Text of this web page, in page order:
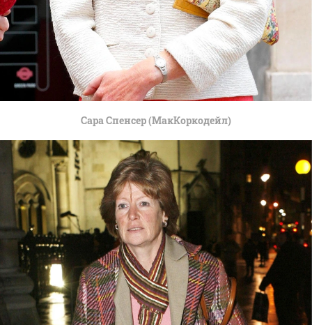
Сара Спенсер (МакКоркодейл)